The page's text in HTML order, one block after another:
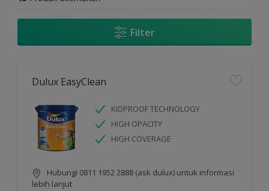
Filter
Dulux EasyClean
KIDPROOF TECHNOLOGY
HIGH OPACITY
HIGH COVERAGE
Hubungi 0811 1952 2888 (ask dulux) untuk informasi
lebih lanjut